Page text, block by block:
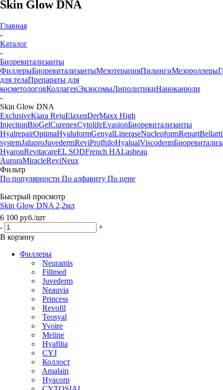
Skin Glow DNA
Главная
-
Каталог
-
Биоревитализанты
ФиллерыБиоревитализантыМезотерапияПилингиМезороллеры
для телаПрепараты для
косметологовКоллагенЭкзосомыЛиполитикиНаноканюли
-
Skin Glow DNA
ExclusiveKiara RejuElaxenDerMaxx High
InjectionBioGelCurenexCytolifeEvasionБиоревитализанты
HyalrepairOptimaHyaluformGenyalLineraseNucleoformRepartBellarti
systemJaluproJuvedermReviProfhiloHyalualViscoderm
HyaronRevitacareEL SODFrench HALasbeau
AuroraMiracleReviNeux
Фильтр
По популярности По алфавиту По цене
Быстрый просмотр
Skin Glow DNA 2,2мл
6 100 руб./шт
-
+
В корзину
Филлеры
Neuramis
Fillmed
Juvederm
Neauvia
Princess
Revofil
Teosyal
Yvoire
Meline
Hyafilia
CYJ
Коллост
Amalain
Hyacorp